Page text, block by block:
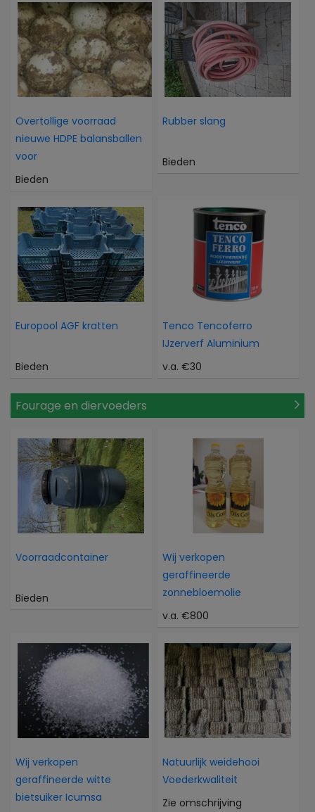
Overtollige voorraad
nieuwe HDPE balansballen
voor
Bieden
Rubber slang
Bieden
Europool AGF kratten
Bieden
Tenco Tencoferro
IJzerverf Aluminium
v.a. €30
Fourage en diervoeders
Voorraadcontainer
Bieden
Wij verkopen
geraffineerde
zonnebloemolie
v.a. €800
Wij verkopen
geraffineerde witte
bietsuiker Icumsa
Natuurlijk weidehooi
Voederkwaliteit
Zie omschrijving